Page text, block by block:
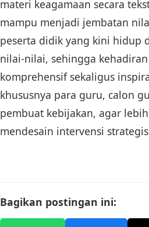
materi keagamaan secara
mampu menjadi jembatan
peserta didik yang kini hidup
nilai-nilai, sehingga
komprehensif sekaligus
khususnya para guru, calon
pembuat kebijakan, agar
mendesain intervensi
Bagikan postingan ini: